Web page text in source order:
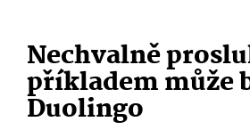
Nechvalně
příkladem může
Duolingo